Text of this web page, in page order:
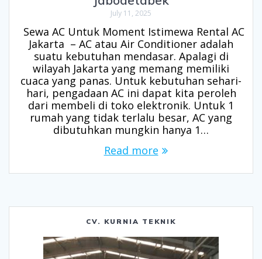
July 11, 2025
Sewa AC Untuk Moment Istimewa Rental AC
Jakarta – AC atau Air Conditioner adalah
suatu kebutuhan mendasar. Apalagi di
wilayah Jakarta yang memang memiliki
cuaca yang panas. Untuk kebutuhan sehari-
hari, pengadaan AC ini dapat kita peroleh
dari membeli di toko elektronik. Untuk 1
rumah yang tidak terlalu besar, AC yang
dibutuhkan mungkin hanya 1…
Read more
CV. KURNIA TEKNIK